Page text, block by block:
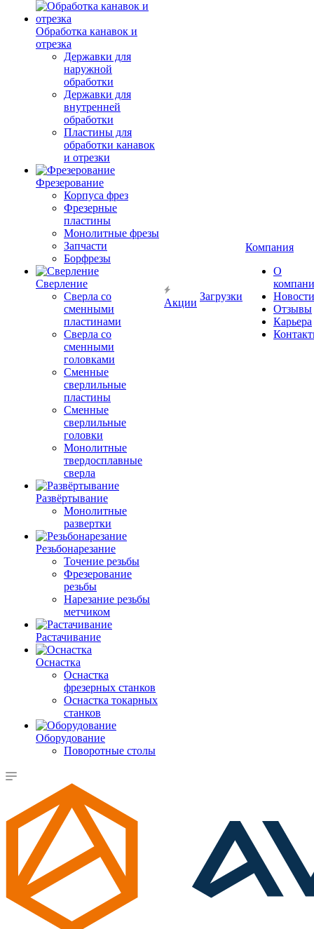
Обработка канавок и
отрезка
Державки для
наружной
обработки
Державки для
внутренней
обработки
Пластины для
обработки канавок
и отрезки
Фрезерование
Корпуса фрез
Фрезерные
пластины
Монолитные фрезы
Запчасти
Борфрезы
Сверление
Сверла со
сменными
пластинами
Сверла со
сменными
головками
Сменные
сверлильные
пластины
Сменные
сверлильные
головки
Монолитные
твердосплавные
сверла
Развёртывание
Монолитные
развертки
Резьбонарезание
Точение резьбы
Фрезерование
резьбы
Нарезание резьбы
метчиком
Растачивание
Оснастка
Оснастка
фрезерных станков
Оснастка токарных
станков
Оборудование
Поворотные столы
Акции
Загрузки
Компания
О
Новости
Отзывы
Карьера